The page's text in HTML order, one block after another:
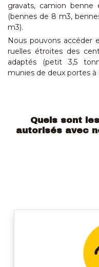
gravats, camion benne
(bennes de 8 m3,
m3).
Nous pouvons accéder
ruelles étroites des
adaptés (petit 3,5
munies de deux portes à
Quels sont
autorisés avec